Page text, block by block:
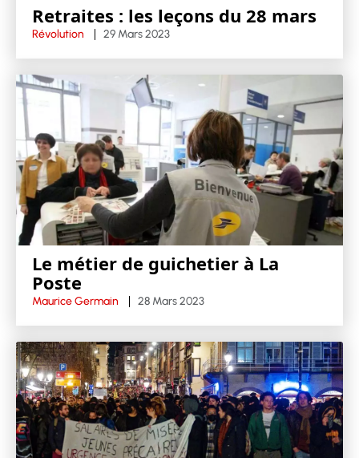
Retraites : les leçons du 28 mars
Révolution 29 Mars 2023
Le métier de guichetier à La
Poste
Maurice Germain 28 Mars 2023